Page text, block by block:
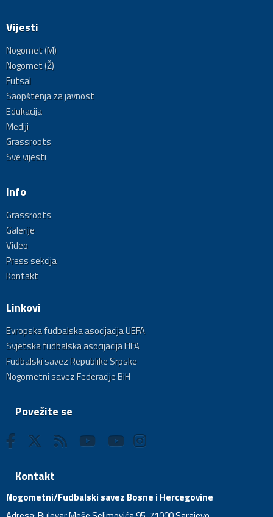
Vijesti
Nogomet (M)
Nogomet (Ž)
Futsal
Saopštenja za javnost
Edukacija
Mediji
Grassroots
Sve vijesti
Info
Grassroots
Galerije
Video
Press sekcija
Kontakt
Linkovi
Evropska fudbalska asocijacija UEFA
Svjetska fudbalska asocijacija FIFA
Fudbalski savez Republike Srpske
Nogometni savez Federacije BiH
Povežite se
Kontakt
Nogometni/Fudbalski savez Bosne i Hercegovine